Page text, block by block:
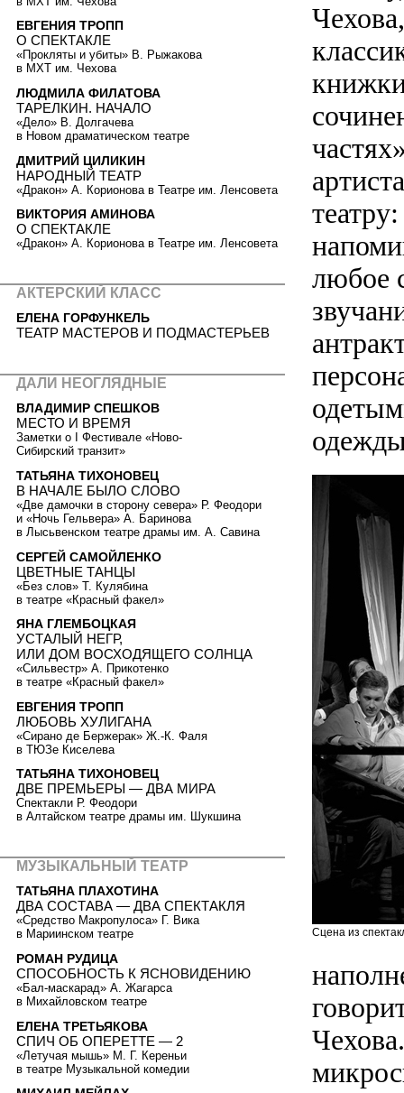
любое
Сцена из
ЕВГЕНИЯ ТРОПП
О СПЕКТАКЛЕ
«Прокляты и убиты» В. Рыжакова
в МХТ им. Чехова
ЛЮДМИЛА ФИЛАТОВА
ТАРЕЛКИН. НАЧАЛО
«Дело» В. Долгачева
в Новом драматическом театре
ДМИТРИЙ ЦИЛИКИН
НАРОДНЫЙ ТЕАТР
«Дракон» А. Корионова в Театре им. Ленсовета
ВИКТОРИЯ АМИНОВА
О СПЕКТАКЛЕ
«Дракон» А. Корионова в Театре им. Ленсовета
АКТЕРСКИЙ КЛАСС
ЕЛЕНА ГОРФУНКЕЛЬ
ТЕАТР МАСТЕРОВ И ПОДМАСТЕРЬЕВ
ДАЛИ НЕОГЛЯДНЫЕ
ВЛАДИМИР СПЕШКОВ
МЕСТО И ВРЕМЯ
Заметки о I Фестивале «Ново-
Сибирский транзит»
ТАТЬЯНА ТИХОНОВЕЦ
В НАЧАЛЕ БЫЛО СЛОВО
«Две дамочки в сторону севера» Р. Феодори
и «Ночь Гельвера» А. Баринова
в Лысьвенском театре драмы им. А. Савина
СЕРГЕЙ САМОЙЛЕНКО
ЦВЕТНЫЕ ТАНЦЫ
«Без слов» Т. Кулябина
в театре «Красный факел»
ЯНА ГЛЕМБОЦКАЯ
УСТАЛЫЙ НЕГР,
ИЛИ ДОМ ВОСХОДЯЩЕГО СОЛНЦА
«Сильвестр» А. Прикотенко
в театре «Красный факел»
ЕВГЕНИЯ ТРОПП
ЛЮБОВЬ ХУЛИГАНА
«Сирано де Бержерак» Ж.-К. Фаля
в ТЮЗе Киселева
ТАТЬЯНА ТИХОНОВЕЦ
ДВЕ ПРЕМЬЕРЫ — ДВА МИРА
Спектакли Р. Феодори
в Алтайском театре драмы им. Шукшина
МУЗЫКАЛЬНЫЙ ТЕАТР
ТАТЬЯНА ПЛАХОТИНА
ДВА СОСТАВА — ДВА СПЕКТАКЛЯ
«Средство Макропулоса» Г. Вика
в Мариинском театре
РОМАН РУДИЦА
СПОСОБНОСТЬ К ЯСНОВИДЕНИЮ
«Бал-маскарад» А. Жагарса
в Михайловском театре
ЕЛЕНА ТРЕТЬЯКОВА
СПИЧ ОБ ОПЕРЕТТЕ — 2
«Летучая мышь» М. Г. Кереньи
в театре Музыкальной комедии